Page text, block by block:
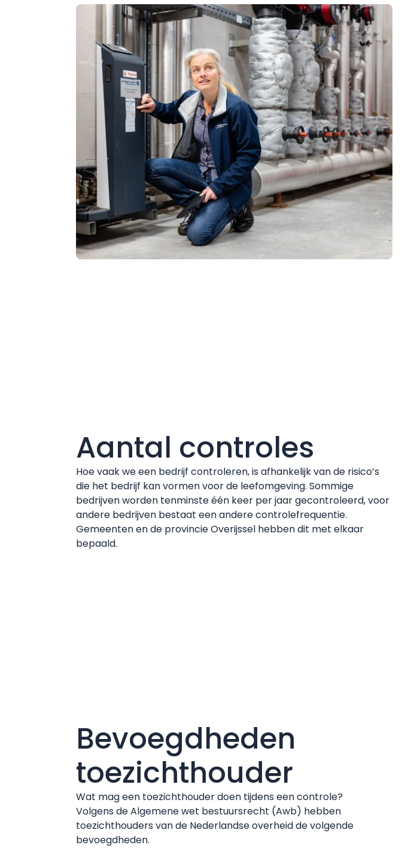
Aantal controles
Hoe vaak we een bedrijf controleren, is afhankelijk van de risico’s
die het bedrijf kan vormen voor de leefomgeving. Sommige
bedrijven worden tenminste één keer per jaar gecontroleerd, voor
andere bedrijven bestaat een andere controlefrequentie.
Gemeenten en de provincie Overijssel hebben dit met elkaar
bepaald.
Bevoegdheden
toezichthouder
Wat mag een toezichthouder doen tijdens een controle?
Volgens de Algemene wet bestuursrecht (Awb) hebben
toezichthouders van de Nederlandse overheid de volgende
bevoegdheden.